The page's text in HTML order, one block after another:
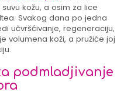
kožu, a osim za lice
Svakog dana po jedna
učvršćivanje, regeneraciju,
volumena koži, a pružiće joj
podmladjivanje